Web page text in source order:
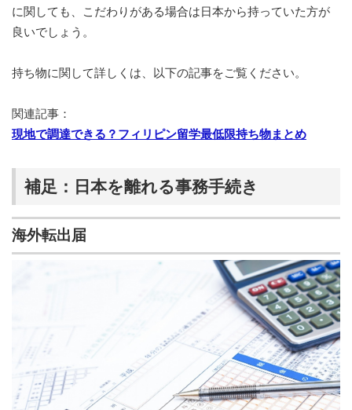
に関しても、こだわりがある場合は日本から持っていた方が
良いでしょう。
持ち物に関して詳しくは、以下の記事をご覧ください。
関連記事：
現地で調達できる？フィリピン留学最低限持ち物まとめ
補足：日本を離れる事務手続き
海外転出届